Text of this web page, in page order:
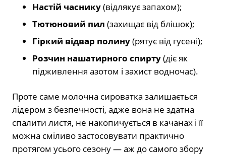
Настій часнику(відлякує запахом);
Тютюновий пил (захищає від блішок);
Гіркий відвар полину(рятує від гусені);
Розчин нашатирного спирту(діє як
підживлення азотом і захист водночас).
Проте саме молочна сироватка залишається
лідером з безпечності, адже вона не здатна
спалити листя, не накопичується в качанах і її
можна сміливо застосовувати практично
протягом усього сезону — аж до самого збору